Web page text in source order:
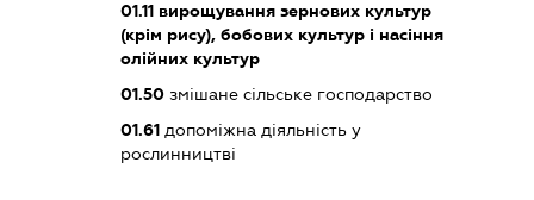
01.11 вирощування зернових культур
(крім рису), бобових культур і насіння
олійних культур
01.50 змішане сільське господарство
01.61 допоміжна діяльність у
рослинництві